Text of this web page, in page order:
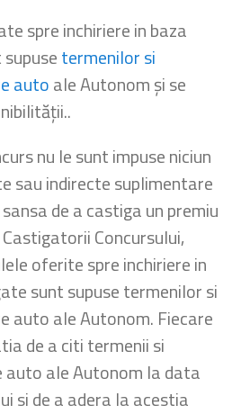
spre inchiriere in baza
termenilor si
autoale Autonom și se
nu le sunt impuse niciun
sau indirecte suplimentare
de a castiga un premiu
Concursului,
oferite spre inchiriere in
sunt supuse termenilor si
auto ale Autonom. Fiecare
de a citi termenii si
auto ale Autonom la data
si de a adera la acestia